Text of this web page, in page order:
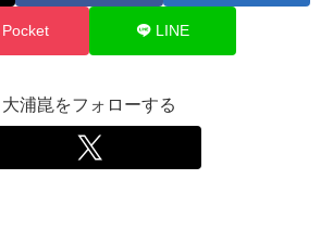
Pocket LINE
大浦崑をフォローする